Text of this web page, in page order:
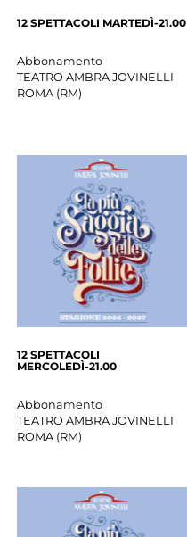
12 SPETTACOLI MARTEDÌ-21.00
Abbonamento
TEATRO AMBRA JOVINELLI
ROMA (RM)
12 SPETTACOLI
MERCOLEDÌ-21.00
Abbonamento
TEATRO AMBRA JOVINELLI
ROMA (RM)